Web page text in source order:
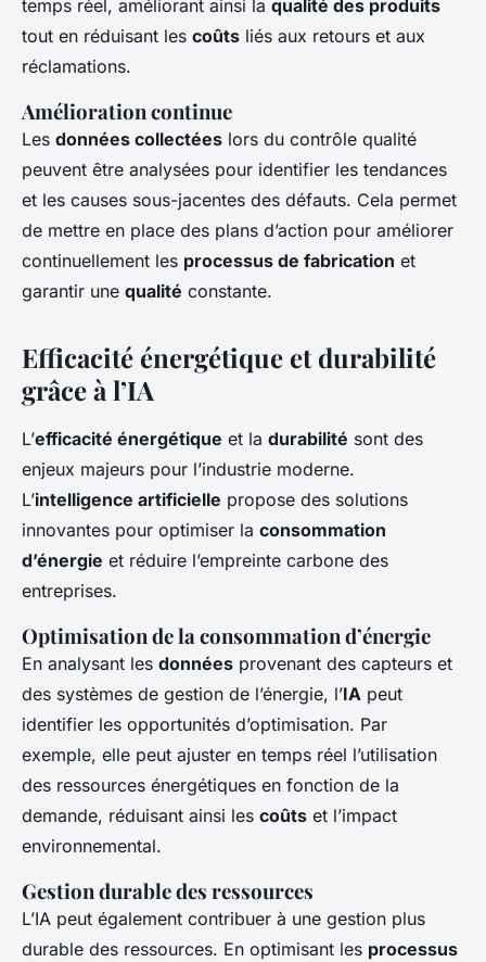
temps réel, améliorant ainsi la qualité des produits
tout en réduisant les coûts liés aux retours et aux
réclamations.
Amélioration continue
Les données collectées lors du contrôle qualité
peuvent être analysées pour identifier les tendances
et les causes sous-jacentes des défauts. Cela permet
de mettre en place des plans d’action pour améliorer
continuellement les processus de fabrication et
garantir une qualité constante.
Efficacité énergétique et durabilité
grâce à l’IA
L’efficacité énergétique et la durabilité sont des
enjeux majeurs pour l’industrie moderne.
L’intelligence artificielle propose des solutions
innovantes pour optimiser la consommation
d’énergie et réduire l’empreinte carbone des
entreprises.
Optimisation de la consommation d’énergie
En analysant les données provenant des capteurs et
des systèmes de gestion de l’énergie, l’IA peut
identifier les opportunités d’optimisation. Par
exemple, elle peut ajuster en temps réel l’utilisation
des ressources énergétiques en fonction de la
demande, réduisant ainsi les coûts et l’impact
environnemental.
Gestion durable des ressources
L’IA peut également contribuer à une gestion plus
durable des ressources. En optimisant les processus